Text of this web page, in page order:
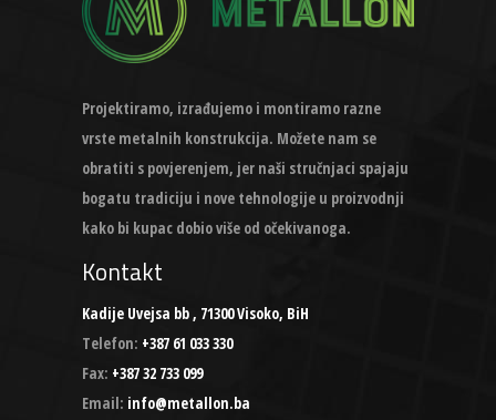
Projektiramo, izrađujemo i montiramo razne
vrste metalnih konstrukcija. Možete nam se
obratiti s povjerenjem, jer naši stručnjaci spajaju
bogatu tradiciju i nove tehnologije u proizvodnji
kako bi kupac dobio više od očekivanoga.
Kontakt
Kadije Uvejsa bb , 71300 Visoko, BiH
Telefon: +387 61 033 330
Fax: +387 32 733 099
Email: info@metallon.ba